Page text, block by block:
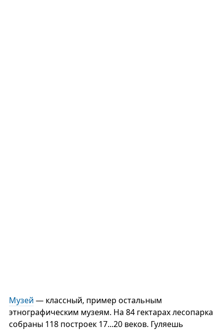
Музей — классный, пример остальным
этнографическим музеям. На 84 гектарах лесопарка
собраны 118 построек 17...20 веков. Гуляешь